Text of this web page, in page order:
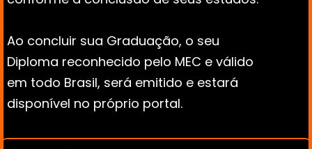
Ao concluir sua Graduação, o seu
Diploma reconhecido pelo MEC e válido
em todo Brasil, será emitido e estará
disponível no próprio portal.